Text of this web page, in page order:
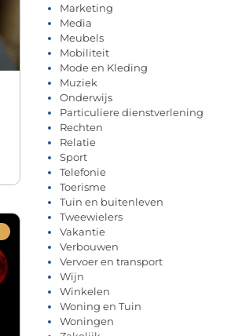
Marketing
Media
Meubels
Mobiliteit
Mode en Kleding
Muziek
Onderwijs
Particuliere dienstverlening
Rechten
Relatie
Sport
Telefonie
Toerisme
Tuin en buitenleven
Tweewielers
Vakantie
Verbouwen
Vervoer en transport
Wijn
Winkelen
Woning en Tuin
Woningen